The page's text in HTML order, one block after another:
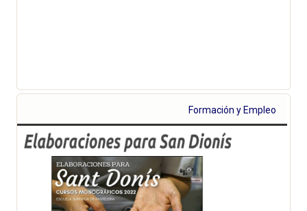
Formación y Empleo